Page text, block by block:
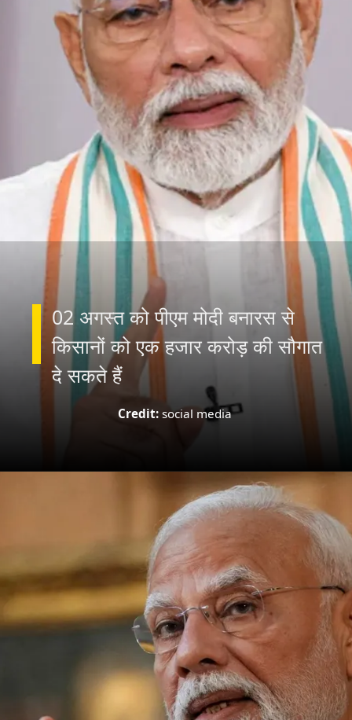
02 अगस्त को पीएम मोदी बनारस से
किसानों को एक हजार करोड़ की सौगात
दे सकते हैं
Credit:social media